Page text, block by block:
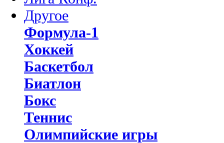
Другое
Формула-1
Хоккей
Баскетбол
Биатлон
Бокс
Теннис
Олимпийские игры